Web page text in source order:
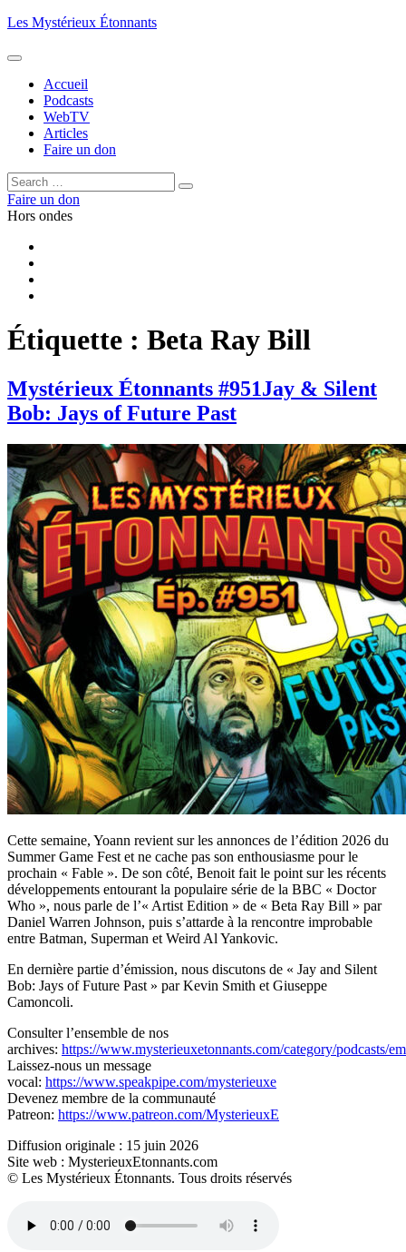
Aller
contenu
Les Mystérieux Étonnants
Accueil
Podcasts
WebTV
Articles
Faire un don
Rechercher :
Rechercher
Faire un don
Hors ondes
Étiquette : Beta Ray Bill
Mystérieux Étonnants #951Jay & Silent
Bob: Jays of Future Past
Cette semaine, Yoann revient sur les annonces de l’édition 2026 du
Summer Game Fest et ne cache pas son enthousiasme pour le
prochain « Fable ». De son côté, Benoit fait le point sur les récents
développements entourant la populaire série de la BBC « Doctor
Who », nous parle de l’« Artist Edition » de « Beta Ray Bill » par
Daniel Warren Johnson, puis s’attarde à la rencontre improbable
entre Batman, Superman et Weird Al Yankovic.
En dernière partie d’émission, nous discutons de « Jay and Silent
Bob: Jays of Future Past » par Kevin Smith et Giuseppe
Camoncoli.
Consulter l’ensemble de nos
archives: https://www.mysterieuxetonnants.com/category/podcasts/
Laissez-nous un message
vocal: https://www.speakpipe.com/mysterieuxe
Devenez membre de la communauté
Patreon: https://www.patreon.com/MysterieuxE
Diffusion originale : 15 juin 2026
Site web : MysterieuxEtonnants.com
© Les Mystérieux Étonnants. Tous droits réservés